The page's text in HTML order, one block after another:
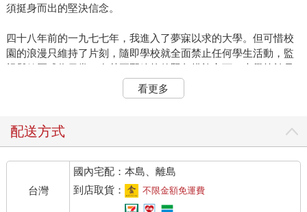
須挺身而出的堅決信念。
四十八年前的一九七七年，我進入了夢寐以求的大學。但可惜校
園的浪漫只維持了片刻，隨即學校就全面禁止任何學生活動，監
視與鎮壓成為日常。在朴正熙總統的緊急措施之下，大學等於是
處於戒嚴狀態，而到了高年級時，更是直接面臨到真正的緊急戒
嚴狀態，所以我的大學生活可說是始於戒嚴、也以戒嚴結束。十
不起訴處分收場，但在全體國民的努力之下，最終才能走到起訴
現代史博物館之中才能回憶的歷史。當聽到其他國家發生政變或
戒嚴的消息時，我都只覺得是落後國家的不幸新聞。一直以來我
抱著這樣的自豪感生活，然而如今戒嚴的消息卻不是在過去、不
是別的國家，而是現在、就在這個國家真實上演。就我個人而
看更多
配送方式
台灣
國內宅配：本島、離島
到店取貨：
不限金額免運費